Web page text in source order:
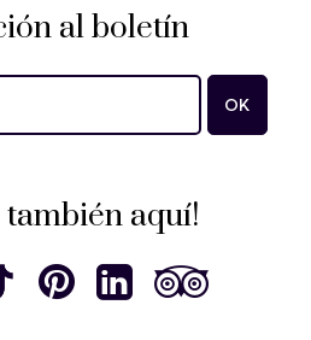
al boletín
también aquí!